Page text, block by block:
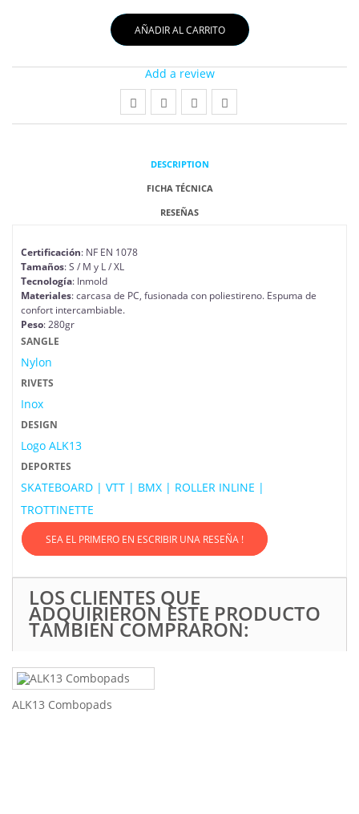
AÑADIR AL CARRITO
Add a review
DESCRIPTION
FICHA TÉCNICA
RESEÑAS
Certificación: NF EN 1078
Tamaños: S / M y L / XL
Tecnología: Inmold
Materiales: carcasa de PC, fusionada con poliestireno. Espuma de
confort intercambiable.
Peso: 280gr
SANGLE
Nylon
RIVETS
Inox
DESIGN
Logo ALK13
DEPORTES
SKATEBOARD | VTT | BMX | ROLLER INLINE |
TROTTINETTE
SEA EL PRIMERO EN ESCRIBIR UNA RESEÑA !
LOS CLIENTES QUE
ADQUIRIERON ESTE PRODUCTO
TAMBIÉN COMPRARON:
ALK13 Combopads